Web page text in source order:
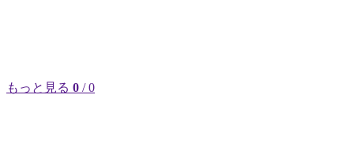
もっと見る 0 / 0